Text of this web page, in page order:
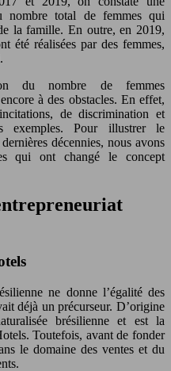
nombre total de femmes qui
la famille. En outre, en 2019,
été réalisées par des femmes,
du nombre de femmes
à des obstacles. En effet,
de discrimination et
exemples. Pour illustrer le
décennies, nous avons
qui ont changé le concept
ne donne l’égalité des
déjà un précurseur. D’origine
brésilienne et est la
Toutefois, avant de fonder
le domaine des ventes et du